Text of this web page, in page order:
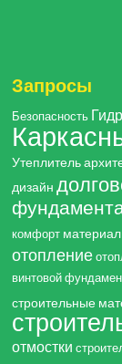
Запросы
Безопасность
Утеплитель
дизайн
комфорт материал
отопление
винтовой
строительные
отмостки